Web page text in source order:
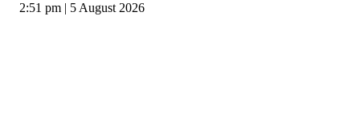
2:51 pm | 5 August 2026